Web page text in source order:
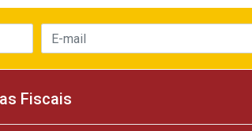
Fiscais